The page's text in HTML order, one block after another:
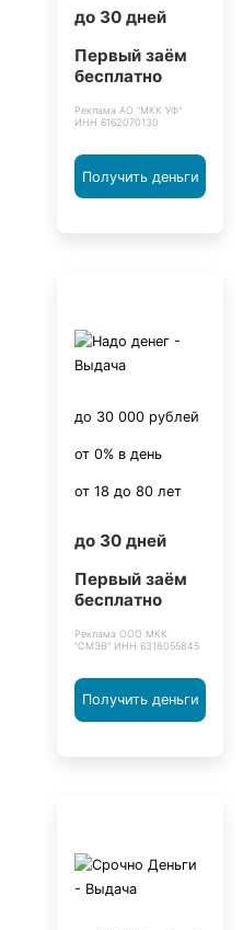
до 30 дней
Первый заём
бесплатно
Реклама АО "МКК УФ"
ИНН 6162070130
Получить деньги
до 30 000 рублей
от 0% в день
от 18 до 80 лет
до 30 дней
Первый заём
бесплатно
Реклама ООО МКК
"СМЭВ" ИНН 6318055845
Получить деньги